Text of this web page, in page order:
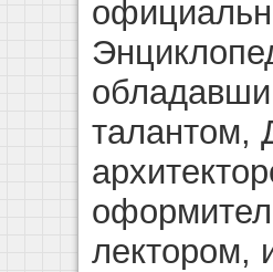
талантом,
лектором,